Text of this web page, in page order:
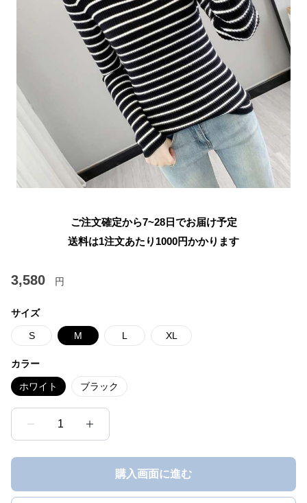
ご注文確定から7~28日でお届け予定
送料は1注文あたり 1000円かかります
3,580 円
サイズ
S M L XL
カラー
ホワイト ブラック
1
購入画面に進む